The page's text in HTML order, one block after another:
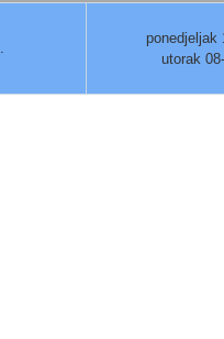
ponedjeljak
utorak